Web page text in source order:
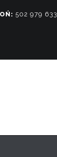
502 979 633